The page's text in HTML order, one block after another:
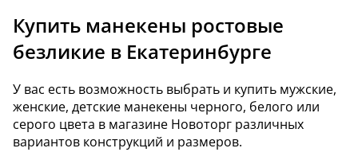
Купить манекены ростовые
безликие в Екатеринбурге
У вас есть возможность выбрать и купить мужские,
женские, детские манекены черного, белого или
серого цвета в магазине Новоторг различных
вариантов конструкций и размеров.